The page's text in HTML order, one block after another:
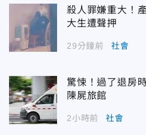
殺人罪嫌重大！
大生遭聲押
29分鐘前 社會
驚悚！過了退房
陳屍旅館
2小時前 社會